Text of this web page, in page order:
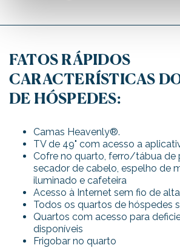
FATOS RÁPIDOS
CARACTERÍSTICAS
DE HÓSPEDES:
Camas Heavenly®.
TV de 49" com acesso a
Cofre no quarto, ferro/tábua de
secador de cabelo, espelho de
iluminado e cafeteira
Acesso à Internet sem fio de
Todos os quartos de hóspedes
Quartos com acesso para
disponíveis
Frigobar no quarto